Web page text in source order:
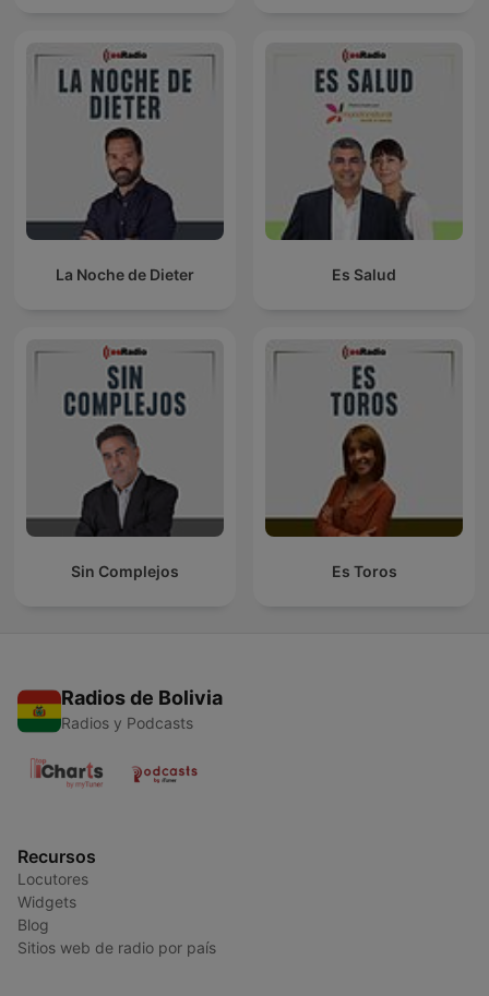
La Noche de Dieter Es Salud
Sin Complejos Es Toros
Radios de Bolivia
Radios y Podcasts
Recursos
Locutores
Widgets
Blog
Sitios web de radio por país